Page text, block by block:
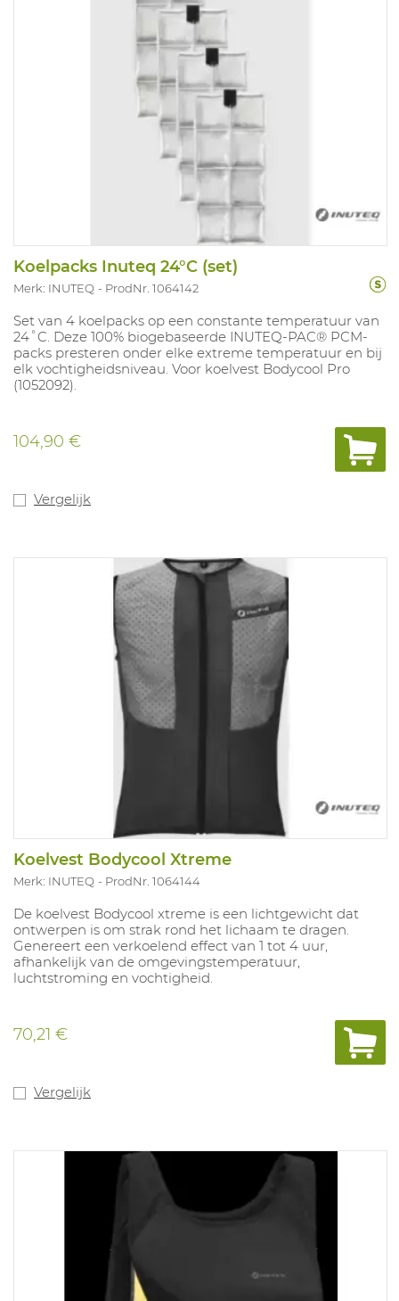
Koelpacks Inuteq 24°C (set)
Merk: INUTEQ ProdNr. 1064142
Set van 4 koelpacks op een constante temperatuur van
24˚C. Deze 100% biogebaseerde INUTEQ-PAC® PCM-
packs presteren onder elke extreme temperatuur en bij
elk vochtigheidsniveau. Voor koelvest Bodycool Pro
(1052092).
104,90 €
Vergelijk
Koelvest Bodycool Xtreme
Merk: INUTEQ ProdNr. 1064144
De koelvest Bodycool xtreme is een lichtgewicht dat
ontwerpen is om strak rond het lichaam te dragen.
Genereert een verkoelend effect van 1 tot 4 uur,
afhankelijk van de omgevingstemperatuur,
luchtstroming en vochtigheid.
70,21 €
Vergelijk